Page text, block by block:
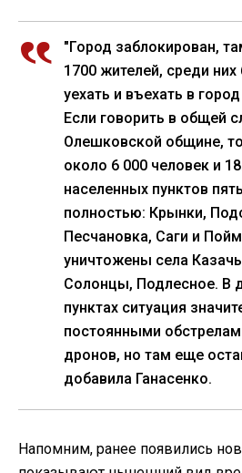
"Город заблокирован,
1700 жителей, среди них
уехать и въехать в
Если говорить в общей
Олешковской общине,
около 6 000 человек и
населенных пунктов
полностью: Крынки,
Песчановка, Саги и
уничтожены села
Солонцы, Подлесное. В
пунктах ситуация
постоянными
дронов, но там еще
добавила Ганасенко.
Напомним, ранее появились